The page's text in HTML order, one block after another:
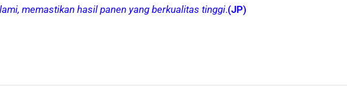
memastikan hasil panen yang berkualitas tinggi.(JP)